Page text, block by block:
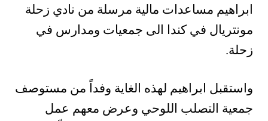
ابراهيم مساعدات مالية مرسلة من نادي زحلة
مونتريال في كندا الى جمعيات ومدارس في
زحلة.
واستقبل ابراهيم لهذه الغاية وفداً من مستوصف
جمعية التصلب اللوحي وعرض معهم عمل